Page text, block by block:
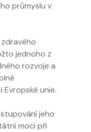
průmyslu v
jednoho z
rozvoje a
unie.
jeho
moci při